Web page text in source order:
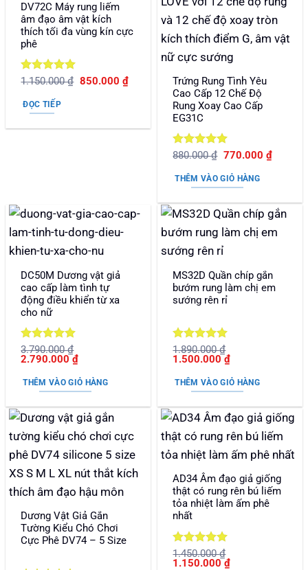
DV72C Máy rung liếm
âm đạo âm vật kích
thích tối đa vùng kín cực
phê
Được xếp
sao
1.150.000₫ Giá
850.000 ₫Giá
hiện
850.000 ₫.
ĐỌC TIẾP
Trứng Rung Tình Yêu
Cao Cấp 12 Chế Độ
Rung Xoay Cao Cấp
EG31C
Được xếp
sao
880.000₫ Giá
là:
880.000 ₫.
770.000 ₫Giá
hiện
THÊM VÀO GIỎ HÀNG
DC50M Dương vật giả
cao cấp làm tình tự
động điều khiển từ xa
cho nữ
Được xếp
hạng55
3.790.000₫
Giá
là:
3.790.000 ₫.
2.790.000₫Giá
tại
là:
THÊM VÀO GIỎ HÀNG
MS32D Quần chíp gắn
bướm rung làm chị em
sướng rên rỉ
Được xếp
hạng55
1.890.000₫
Giá
là:
1.890.000 ₫.
1.500.000₫Giá
tại
là:
THÊM VÀO GIỎ HÀNG
Dương Vật Giả Gắn
Tường Kiểu Chó Chơi
Cực Phê DV74 – 5 Size
AD34 Âm đạo giả giống
thật có rung rên bú liếm
tỏa nhiệt làm ấm phê
nhất
Được xếp
hạng55
1.450.000₫
Giá
1.150.000₫Giá